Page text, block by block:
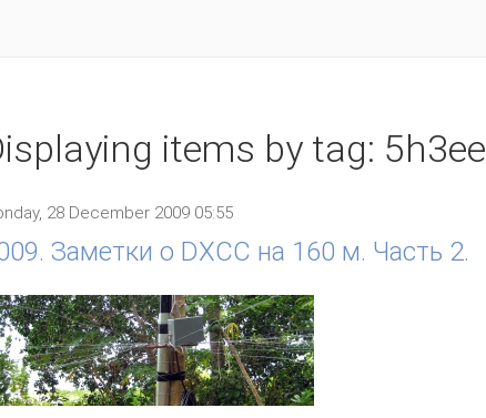
items by tag: 5h3ee
28 December 2009 05:55
Заметки о DXCC на 160 м. Часть 2.